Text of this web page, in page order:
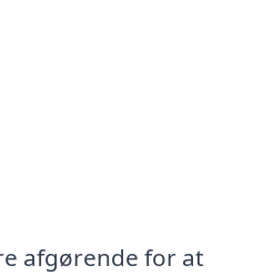
afgørende for at